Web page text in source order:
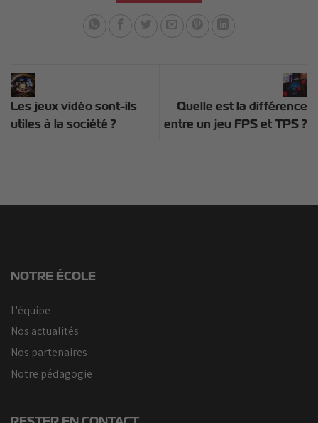
Les jeux vidéo sont-ils
utiles à la société ?
Quelle est la différence
entre un jeu FPS et TPS ?
NOTRE ÉCOLE
L'équipe
Nos actualités
Nos partenaires
Notre pédagogie